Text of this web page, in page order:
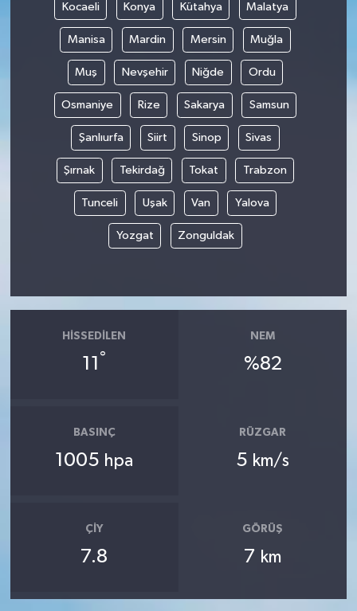
Kocaeli Konya Kütahya Malatya
Manisa Mardin Mersin Muğla
Muş Nevşehir Niğde Ordu
Osmaniye Rize Sakarya Samsun
Şanlıurfa Siirt Sinop Sivas
Şırnak Tekirdağ Tokat Trabzon
Tunceli Uşak Van Yalova
Yozgat Zonguldak
HISSEDILEN
11 °
NEM
%82
BASINÇ
1005 hpa
RÜZGAR
5 km/s
ÇIY
7.8
GÖRÜŞ
7 km